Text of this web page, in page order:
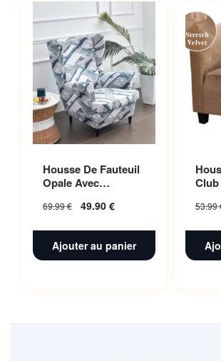
Housse De Fauteuil
Opale Avec
Extensible |
69.99€ 49.90 €
Ajouter au panier
Club
53.99